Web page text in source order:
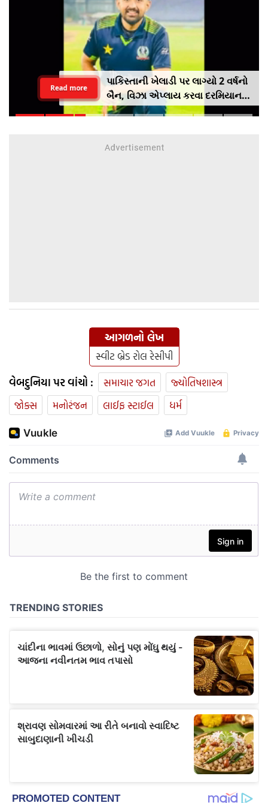
પાકિસ્તાની ખેલાડી પર લાગ્યો 2 વર્ષનો
બૈન, વિઝા એપ્લાય કરવા દરમિયાન
આપી ખોટી માહિતી
Read more
આગળનો લેખ
સ્વીટ બ્રેડ રોલ રેસીપી
વેબદુનિયા પર વાંચો : સમાચાર જગત
જ્યોતિષશાસ્ત્ર
જોક્સ
મનોરંજન લાઈફ સ્ટાઈલ ધર્મ